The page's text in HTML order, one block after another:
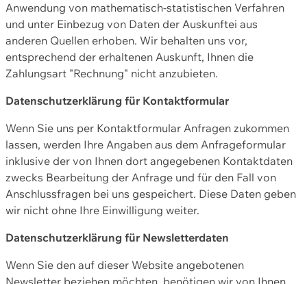
Anwendung von mathematisch-statistischen Verfahren
und unter Einbezug von Daten der Auskunftei aus
anderen Quellen erhoben. Wir behalten uns vor,
entsprechend der erhaltenen Auskunft, Ihnen die
Zahlungsart "Rechnung" nicht anzubieten.
Datenschutzerklärung für Kontaktformular
Wenn Sie uns per Kontaktformular Anfragen zukommen
lassen, werden Ihre Angaben aus dem Anfrageformular
inklusive der von Ihnen dort angegebenen Kontaktdaten
zwecks Bearbeitung der Anfrage und für den Fall von
Anschlussfragen bei uns gespeichert. Diese Daten geben
wir nicht ohne Ihre Einwilligung weiter.
Datenschutzerklärung für Newsletterdaten
Wenn Sie den auf dieser Website angebotenen